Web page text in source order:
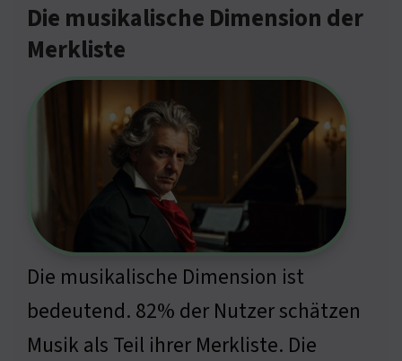
Die musikalische Dimension der
Merkliste
Die musikalische Dimension ist
bedeutend. 82% der Nutzer schätzen
Musik als Teil ihrer Merkliste. Die